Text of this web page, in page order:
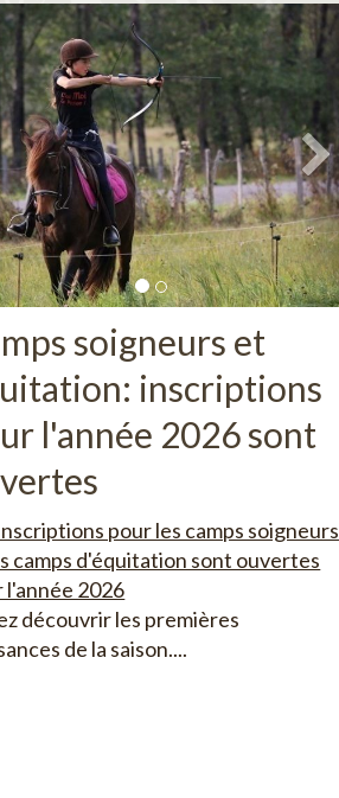
soigneurs et
inscriptions
l'année 2026 sont
pour les camps soigneurs
camps d'équitation sont ouvertes
l'année 2026
découvrir les premières
de la saison....